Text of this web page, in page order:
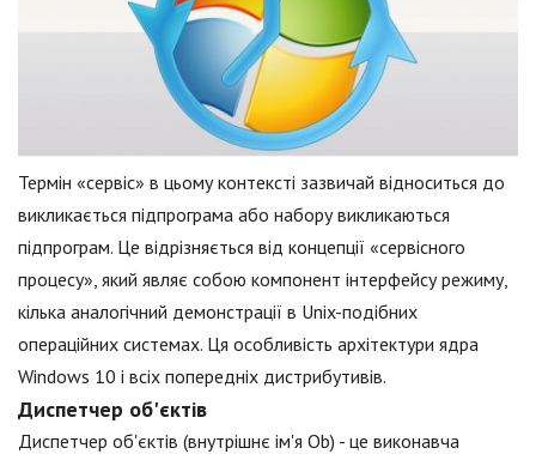
Термін «сервіс» в цьому контексті зазвичай відноситься до
викликається підпрограма або набору викликаються
підпрограм. Це відрізняється від концепції «сервісного
процесу», який являє собою компонент інтерфейсу режиму,
кілька аналогічний демонстрації в Unix-подібних
операційних системах. Ця особливість архітектури ядра
Windows 10 і всіх попередніх дистрибутивів.
Диспетчер об'єктів
Диспетчер об'єктів (внутрішнє ім'я Ob) - це виконавча